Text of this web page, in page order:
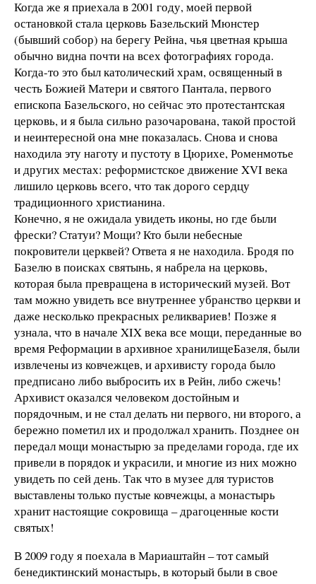
Когда же я приехала в 2001 году, моей первой
остановкой стала церковь Базельский Мюнстер
(бывший собор) на берегу Рейна, чья цветная крыша
обычно видна почти на всех фотографиях города.
Когда-то это был католический храм, освященный в
честь Божией Матери и святого Пантала, первого
епископа Базельского, но сейчас это протестантская
церковь, и я была сильно разочарована, такой простой
и неинтересной она мне показалась. Снова и снова
находила эту наготу и пустоту в Цюрихе, Роменмотье
и других местах: реформистское движение XVI века
лишило церковь всего, что так дорого сердцу
традиционного христианина.
Конечно, я не ожидала увидеть иконы, но где были
фрески? Статуи? Мощи? Кто были небесные
покровители церквей? Ответа я не находила. Бродя по
Базелю в поисках святынь, я набрела на церковь,
которая была превращена в исторический музей. Вот
там можно увидеть все внутреннее убранство церкви и
даже несколько прекрасных реликвариев! Позже я
узнала, что в начале XIX века все мощи, переданные во
время Реформации в архивное хранилищеБазеля, были
извлечены из ковчежцев, и архивисту города было
предписано либо выбросить их в Рейн, либо сжечь!
Архивист оказался человеком достойным и
порядочным, и не стал делать ни первого, ни второго, а
бережно пометил их и продолжал хранить. Позднее он
передал мощи монастырю за пределами города, где их
привели в порядок и украсили, и многие из них можно
увидеть по сей день. Так что в музее для туристов
выставлены только пустые ковчежцы, а монастырь
хранит настоящие сокровища – драгоценные кости
святых!
В 2009 году я поехала в Мариаштайн – тот самый
бенедиктинский монастырь, в который были в свое